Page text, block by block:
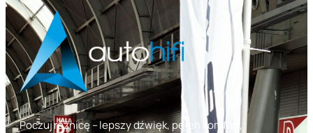
Poczuj różnicę – lepszy dźwięk, pełen komfort,